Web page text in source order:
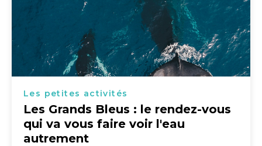
Les petites activités
Les Grands Bleus : le rendez-vous
qui va vous faire voir l'eau
autrement